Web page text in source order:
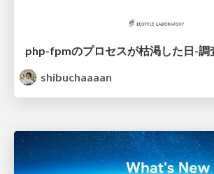
shibuchaaaan